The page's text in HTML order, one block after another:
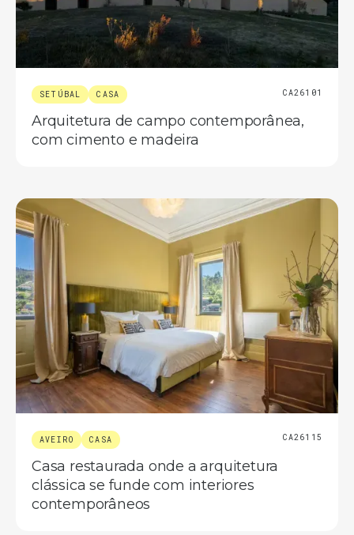
SETÚBAL CASA CA26101
Arquitetura de campo contemporânea,
com cimento e madeira
AVEIRO CASA CA26115
Casa restaurada onde a arquitetura
clássica se funde com interiores
contemporâneos